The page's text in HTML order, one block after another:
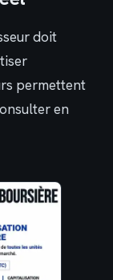
doit
permettent
en